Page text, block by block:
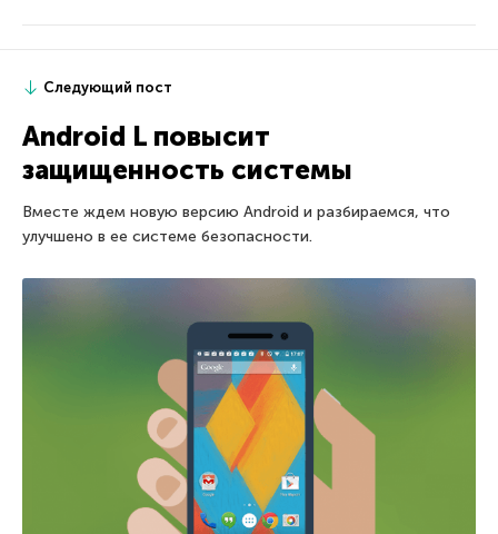
Следующий пост
Android L повысит
защищенность системы
Вместе ждем новую версию Android и разбираемся, что
улучшено в ее системе безопасности.